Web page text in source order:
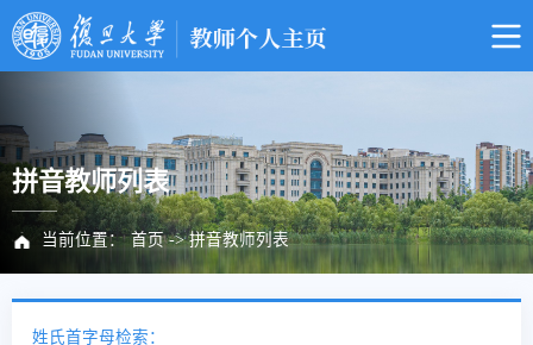
拼音教师列表
当前位置： 首页 -> 拼音教师列表
姓氏首字母检索：